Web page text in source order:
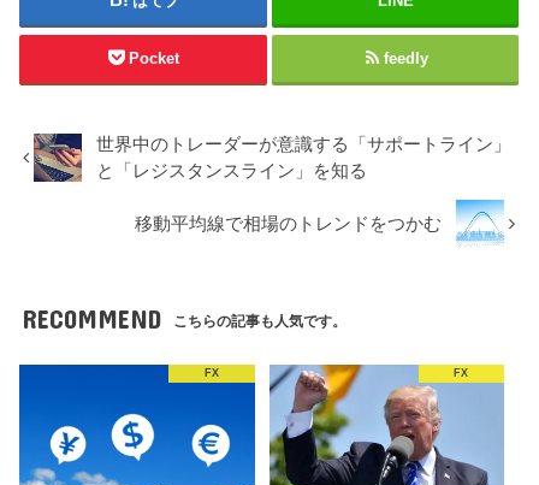
Pocket feedly
世界中のトレーダーが意識する「サポートライン」
と「レジスタンスライン」を知る
移動平均線で相場のトレンドをつかむ
RECOMMEND こちらの記事も人気です。
FX FX